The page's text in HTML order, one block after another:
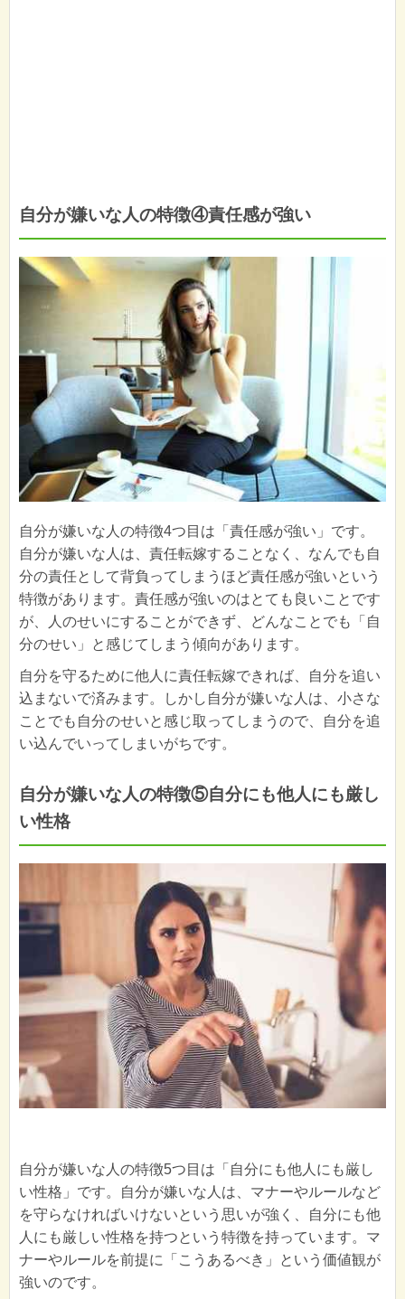
自分が嫌いな人の特徴④責任感が強い
自分が嫌いな人の特徴4つ目は「責任感が強い」です。
自分が嫌いな人は、責任転嫁することなく、なんでも自
分の責任として背負ってしまうほど責任感が強いという
特徴があります。責任感が強いのはとても良いことです
が、人のせいにすることができず、どんなことでも「自
分のせい」と感じてしまう傾向があります。
自分を守るために他人に責任転嫁できれば、自分を追い
込まないで済みます。しかし自分が嫌いな人は、小さな
ことでも自分のせいと感じ取ってしまうので、自分を追
い込んでいってしまいがちです。
自分が嫌いな人の特徴⑤自分にも他人にも厳し
い性格
自分が嫌いな人の特徴5つ目は「自分にも他人にも厳し
い性格」です。自分が嫌いな人は、マナーやルールなど
を守らなければいけないという思いが強く、自分にも他
人にも厳しい性格を持つという特徴を持っています。マ
ナーやルールを前提に「こうあるべき」という価値観が
強いのです。